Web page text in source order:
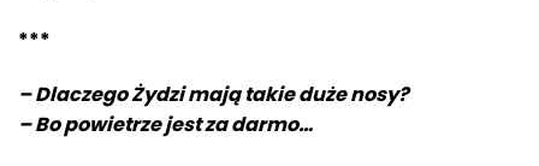
***
– Dlaczego Żydzi mają takie duże nosy?
– Bo powietrze jest za darmo…